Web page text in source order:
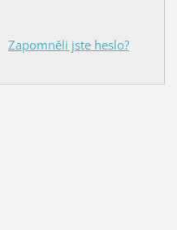
Zapomněli jste heslo?